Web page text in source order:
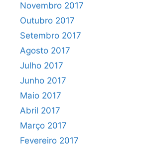
Novembro 2017
Outubro 2017
Setembro 2017
Agosto 2017
Julho 2017
Junho 2017
Maio 2017
Abril 2017
Março 2017
Fevereiro 2017